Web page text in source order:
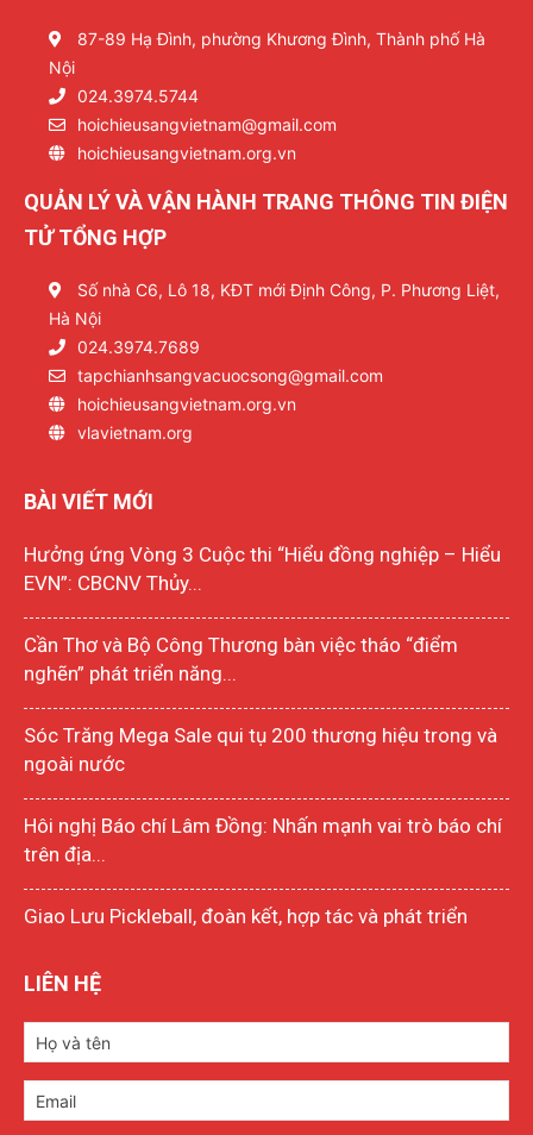
87-89 Hạ Đình, phường Khương Đình, Thành phố Hà
Nội
024.3974.5744
hoichieusangvietnam@gmail.com
hoichieusangvietnam.org.vn
QUẢN LÝ VÀ VẬN HÀNH TRANG THÔNG TIN ĐIỆN
TỬ TỔNG HỢP
Số nhà C6, Lô 18, KĐT mới Định Công, P. Phương Liệt,
Hà Nội
024.3974.7689
tapchianhsangvacuocsong@gmail.com
hoichieusangvietnam.org.vn
vlavietnam.org
BÀI VIẾT MỚI
Hưởng ứng Vòng 3 Cuộc thi “Hiểu đồng nghiệp – Hiểu
EVN”: CBCNV Thủy...
Cần Thơ và Bộ Công Thương bàn việc tháo “điểm
nghẽn” phát triển năng...
Sóc Trăng Mega Sale qui tụ 200 thương hiệu trong và
ngoài nước
Hôi nghị Báo chí Lâm Đồng: Nhấn mạnh vai trò báo chí
trên địa...
Giao Lưu Pickleball, đoàn kết, hợp tác và phát triển
LIÊN HỆ